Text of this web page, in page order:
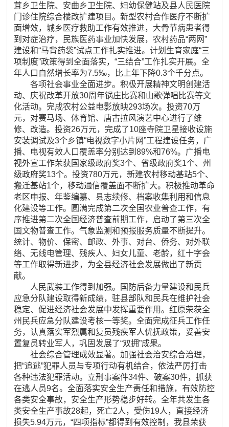
茸乡卫生院、安曲乡卫生院、妇幼保健站及县人民医院
门诊住院综合楼改扩建项目。新型农村合作医疗不断扩
面增效，城乡医疗救助工作有效推进，大骨节病患者得
到对症治疗，民族医药事业加快发展，农村药品“两网”
建设和“马背药袋”试点工作扎实推进。计划生育家庭“三
项制度”政策得到全面落实，“三结合”工作扎实开展。全
年人口自然增长率为7.5‰，比上年下降0.3个千分点。
各项社会事业全面进步。积极开展精神文明创建活
动、庆祝改革开放30周年锅庄比赛和山歌弹唱比赛等文
化活动。完成农村公益电影放映293场次。投资70万
元，对赛马场、体育馆、唐古拉风演艺中心进行了维
修、改造。投资26万元，完成了10座寺院卫星接收设施
安装调试及3个乡镇“电视数字小片网”工程建设任务，广
播、电视有效人口覆盖率分别达到89%和76%。广播电
视外宣工作荣获国家级政府奖3个、省级政府奖1个、州
级政府奖13个。投资780万元，新建农村移动基站5个、
搬迁基站1个，移动通信覆盖面不断扩大。积极推动革命
老区申报、年鉴编纂、县志续修、档案收集利用和信息
化建设等工作。圆满完成第二次全国农业普查工作，有
序推进第二次全国经济普查前期工作，启动了第三次全
国文物普查工作。气象监测和预报服务质量不断提升。
统计、物价、保密、邮政、外事、对台、侨务、对外联
络、无线电管理、残疾人、妇女儿童、老龄，红十字会
等工作取得新进步，为全县经济社会发展做出了新贡
献。
人民武装工作得到加强。国防后备力量建设和民兵
应急分队建设取得新成绩，驻县部队和民兵在维护社会
稳定、促进经济社会发展中发挥重要作用。红原荣获全
州民兵应急分队建设考核一等奖。全面完成征兵工作任
务，认真落实军烈属和复员残疾军人优抚政策，妥善安
置复员转业军人，巩固发展了“双拥”成果。
社会综合管理成效显著。加强社会治安综合治理，
把“追逃”犯罪人员与专项行动有机结合，依法严厉打击
各种违法犯罪活动。立刑事案件34件、破案30件，抓获
在逃人员9名。全面落实安全生产责任和措施，有效防控
各类安全事故，安全生产形势稳步好转。全年共发生各
类安全生产事故28起，死亡2人，受伤19人，直接经济
损失5.94万元，“四项指标”都得到有效控制，我县荣获